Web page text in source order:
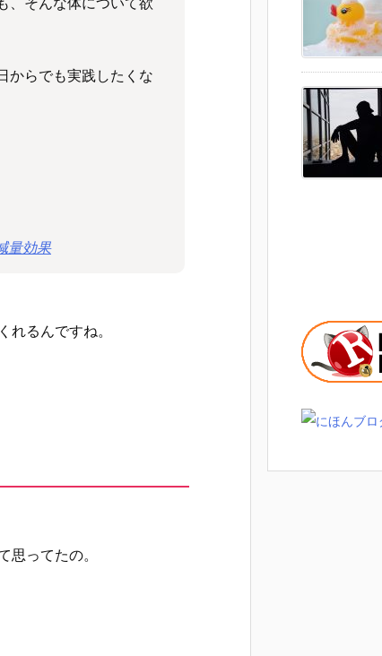
からでも実践したくな
量効果
るんですね。
ってたの。